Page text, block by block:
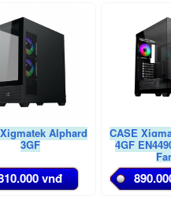
Alphard
3GF
vnđ
CASE
4GF